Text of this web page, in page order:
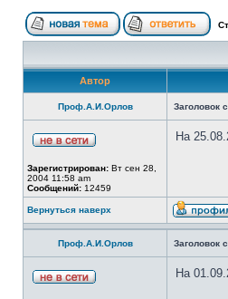
Автор
Проф.А.И.Орлов Заголовок
Зарегистрирован: Вт сен 28,
2004 11:58 am
Сообщений: 12459
На
Вернуться наверх
Проф.А.И.Орлов Заголовок
На